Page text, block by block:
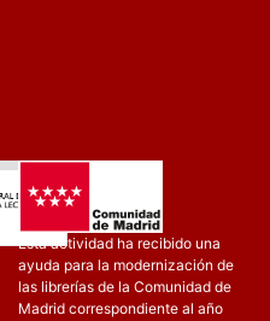
Esta actividad ha recibido una
ayuda para la modernización de
las librerías de la Comunidad de
Madrid correspondiente al año